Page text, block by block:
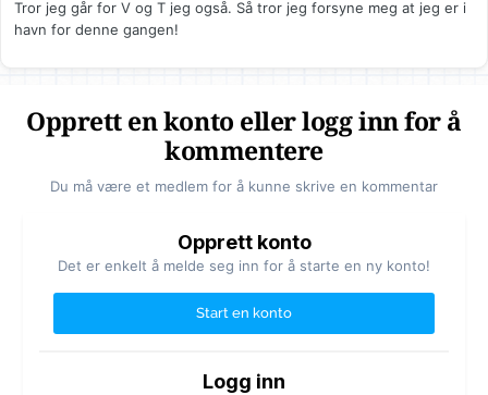
Tror jeg går for V og T jeg også. Så tror jeg forsyne meg at jeg er i
havn for denne gangen!
Opprett en konto eller logg inn for å
kommentere
Du må være et medlem for å kunne skrive en kommentar
Opprett konto
Det er enkelt å melde seg inn for å starte en ny konto!
Start en konto
Logg inn